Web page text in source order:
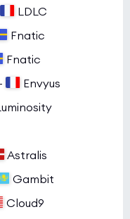
LDLC
Fnatic
Fnatic
Envyus
Astralis
Gambit
Cloud9